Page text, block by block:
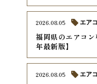
福岡県のエアコ
年最新版】
2026.08.05 エア
2026.08.05 エア